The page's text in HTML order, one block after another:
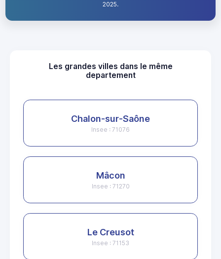
2025.
Les grandes villes dans le même
departement
Chalon-sur-Saône
Insee : 71076
Mâcon
Insee : 71270
Le Creusot
Insee : 71153